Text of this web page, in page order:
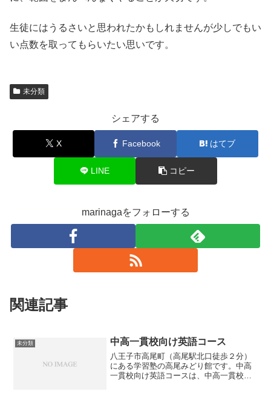
生徒にはうるさいと思われたかもしれませんが少しでもい
い点数を取ってもらいたい思いです。
未分類
シェアする
X Facebook はてブ
LINE コピー
marinagaをフォローする
関連記事
未分類 中高一貫校向け英語コース
八王子市高尾町（高尾駅北口徒歩２分）
にある学習塾の高尾みどり館です。中高
一貫校向け英語コースは、中高一貫校に